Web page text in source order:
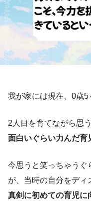
我が家には現在、0歳5
2人目を育てながら思
面白いぐらい力んだ育
今思うと笑っちゃうぐ
が、当時の自分をディ
真剣に初めての育児に